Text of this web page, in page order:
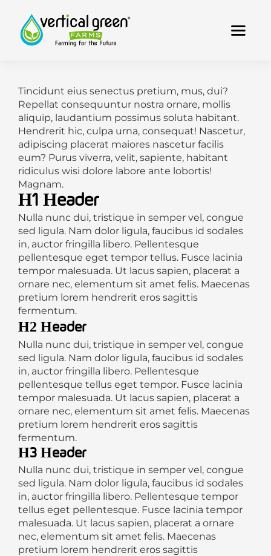
Tincidunt eius senectus pretium, mus, dui?
Repellat consequuntur nostra ornare, mollis
aliquip, laudantium possimus soluta habitant.
Hendrerit hic, culpa urna, consequat! Nascetur,
adipiscing placerat maiores nascetur facilis
eum? Purus viverra, velit, sapiente, habitant
ridiculus wisi dolore labore ante lobortis!
Magnam.
H1 Header
Nulla nunc dui, tristique in semper vel, congue
sed ligula. Nam dolor ligula, faucibus id sodales
in, auctor fringilla libero. Pellentesque
pellentesque eget tempor tellus. Fusce lacinia
tempor malesuada. Ut lacus sapien, placerat a
ornare nec, elementum sit amet felis. Maecenas
pretium lorem hendrerit eros sagittis
fermentum.
H2 Header
Nulla nunc dui, tristique in semper vel, congue
sed ligula. Nam dolor ligula, faucibus id sodales
in, auctor fringilla libero. Pellentesque
pellentesque tellus eget tempor. Fusce lacinia
tempor malesuada. Ut lacus sapien, placerat a
ornare nec, elementum sit amet felis. Maecenas
pretium lorem hendrerit eros sagittis
fermentum.
H3 Header
Nulla nunc dui, tristique in semper vel, congue
sed ligula. Nam dolor ligula, faucibus id sodales
in, auctor fringilla libero. Pellentesque tempor
tellus eget pellentesque. Fusce lacinia tempor
malesuada. Ut lacus sapien, placerat a ornare
nec, elementum sit amet felis. Maecenas
pretium lorem hendrerit eros sagittis